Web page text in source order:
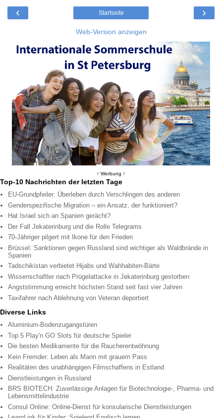
‹ ›
Startseite
Web-Version anzeigen
↑ Werbung ↑
Top-10 Nachrichten der letzten Tage
EU-Grundpfeiler: Überleben durch Verschlingen des anderen
Genderspezifische Migration – ein Ansatz, der funktioniert?
Hat Israel sich an Spanien gerächt?
Der Fall Jekaterinburg und die Rolle Telegrams
70-Jähriger pilgert mit Ikone für den Frieden
Brüssel: Sanktionen gegen Russland sind wichtiger als Waldbrände in
Spanien
Tadschikistan verbietet Hijabs und Wahhabiten-Bärte
Wissenschaftler nach Prügelattacke in Jekaterinburg gestorben
Angststimmung erreicht höchsten Stand seit fast vier Jahren
Taxifahrer nach Ablehnung von Veteran deportiert
Diverse Links
Aluminium-Bodenzugangstüren
Top 5 Play'n GO Slots für deutsche Spieler
Die besten Medikamente für die Raucherentwöhnung
Kein Fremder: Leben als Mann mit grauem Pass
Realitäten des unabhängigen Filmschaffens in Estland
Dienstleistungen in Russland
BRS BIOTECH: Zuverlässige Anlagen für Biotechnologie-, Pharma- und
Lebensmittelindustrie
Consul Online: Online-Dienst für konsularische Dienstleistungen